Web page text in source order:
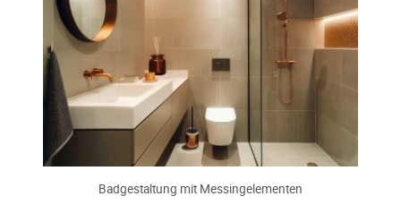
Badgestaltung mit Messingelementen